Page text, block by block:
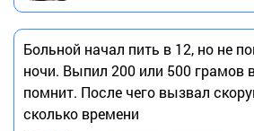
Больной начал пить в 12, но не
ночи. Выпил 200 или 500 грамов
помнит. После чего вызвал
сколько времени